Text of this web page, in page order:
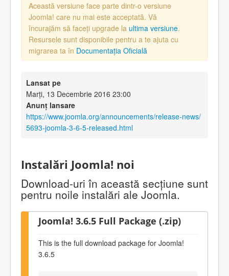
Această versiune face parte dintr-o versiune
Joomla! care nu mai este acceptată. Vă
încurajăm să faceți upgrade la ultima versiune.
Resursele sunt disponibile pentru a te ajuta cu
migrarea ta în Documentația Oficială
Lansat pe
Marți, 13 Decembrie 2016 23:00
Anunț lansare
https://www.joomla.org/announcements/release-news/
5693-joomla-3-6-5-released.html
Instalări Joomla! noi
Download-uri în această secţiune sunt
pentru noile instalări ale Joomla.
Joomla! 3.6.5 Full Package (.zip)
This is the full download package for Joomla!
3.6.5